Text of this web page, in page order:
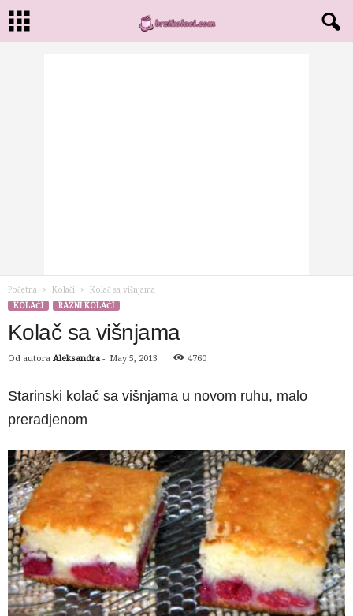
Početna Kolači
Kolač sa višnjama
KOLAČI
RAZNI KOLAČI
Kolač sa višnjama
Od autora Aleksandra - May 5, 2013 4760
Starinski kolač sa višnjama u novom ruhu, malo
preradjenom